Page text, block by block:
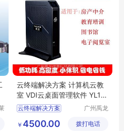
云终端解决方案 计算机云教
室 VDI云桌面管理软件 YL10
7 禹龙云
云终端解决方案
电脑共享器
广州禹龙
有限公司
￥ 4500.00 拨打电话